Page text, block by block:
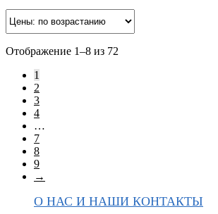
Отображение 1–8 из 72
1
2
3
4
…
7
8
9
→
О НАС И НАШИ КОНТАКТЫ